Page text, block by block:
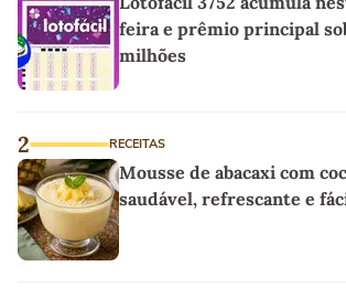
feira e prêmio principal
milhões
2 RECEITAS
Mousse de abacaxi com
saudável, refrescante e